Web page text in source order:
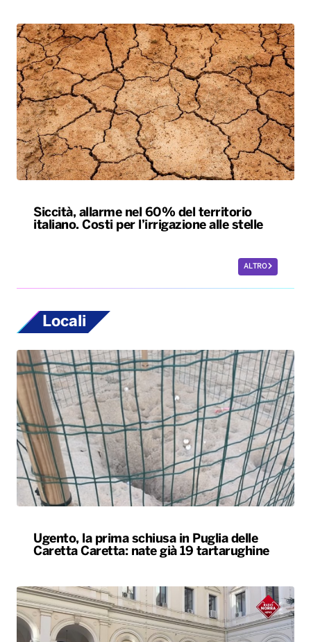
Siccità, allarme nel 60% del territorio
italiano. Costi per l’irrigazione alle stelle
ALTRO
Locali
Ugento, la prima schiusa in Puglia delle
Caretta Caretta: nate già 19 tartarughine